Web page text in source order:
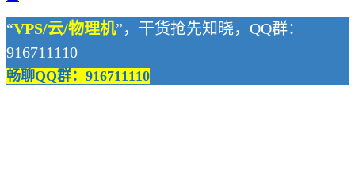
“VPS/云/物理机”，干货抢先知晓，QQ群：
916711110
畅聊QQ群：916711110